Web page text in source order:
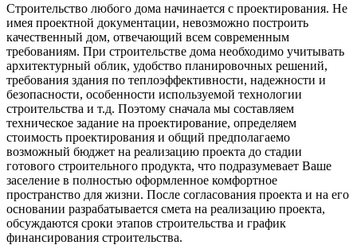
Строительство любого дома начинается с проектирования. Не
имея проектной документации, невозможно построить
качественный дом, отвечающий всем современным
требованиям. При строительстве дома необходимо учитывать
архитектурный облик, удобство планировочных решений,
требования здания по теплоэффективности, надежности и
безопасности, особенности используемой технологии
строительства и т.д. Поэтому сначала мы составляем
техническое задание на проектирование, определяем
стоимость проектирования и общий предполагаемо
возможный бюджет на реализацию проекта до стадии
готового строительного продукта, что подразумевает Ваше
заселение в полностью оформленное комфортное
пространство для жизни. После согласования проекта и на его
основании разрабатывается смета на реализацию проекта,
обсуждаются сроки этапов строительства и график
финансирования строительства.